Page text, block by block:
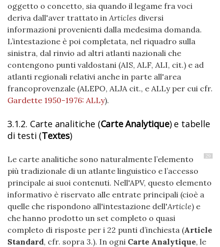
oggetto o concetto, sia quando il legame fra voci
deriva dall'aver trattato in Articles diversi
informazioni provenienti dalla medesima domanda.
L’intestazione è poi completata, nel riquadro sulla
sinistra, dal rinvio ad altri atlanti nazionali che
contengono punti valdostani (AIS, ALF, ALI, cit.) e ad
atlanti regionali relativi anche in parte all'area
francoprovenzale (ALEPO, ALJA cit., e ALLy per cui cfr.
Gardette 1950-1976: ALLy).
3.1.2. Carte analitiche (Carte Analytique) e tabelle
di testi (Textes)
29
Le carte analitiche sono naturalmente l’elemento
più tradizionale di un atlante linguistico e l’accesso
principale ai suoi contenuti. Nell'APV, questo elemento
informativo è riservato alle entrate principali (cioè a
quelle che rispondono all'intestazione dell'Article) e
che hanno prodotto un set completo o quasi
completo di risposte per i 22 punti d’inchiesta (Article
Standard, cfr. sopra 3.). In ogni Carte Analytique, le